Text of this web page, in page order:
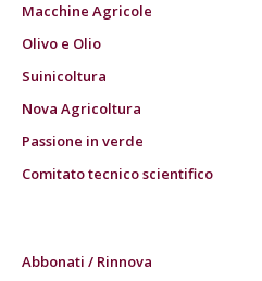
Macchine Agricole
Olivo e Olio
Suinicoltura
Nova Agricoltura
Passione in verde
Comitato tecnico scientifico
Abbonati / Rinnova